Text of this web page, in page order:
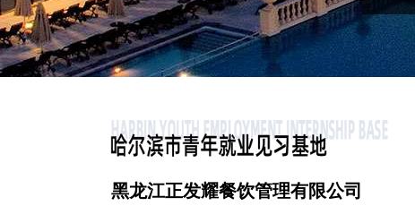
黑龙江正发耀餐饮管理有限公司